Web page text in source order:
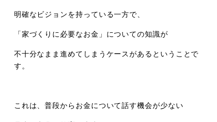
明確なビジョンを持っている一方で、
「家づくりに必要なお金」についての知識が
不十分なまま進めてしまうケースがあるということで
す。
これは、普段からお金について話す機会が少ない